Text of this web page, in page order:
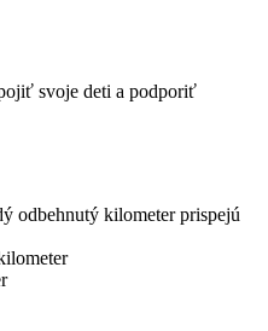
svoje deti a podporiť
odbehnutý kilometer prispejú